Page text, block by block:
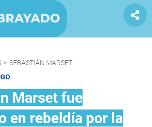
> SEBASTIÁN MARSET
Marset fue
en rebeldía por la